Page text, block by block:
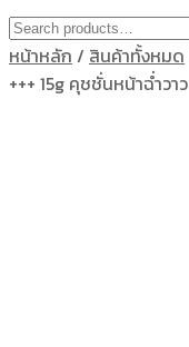
Search
for:
หน้าหลัก / สินค้าทั้งหมด
+++ 15g คุชชั่นหน้าฉ่ำวาว